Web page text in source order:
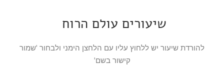
שיעורים עולם הרוח
להורדת שיעור יש ללחוץ עליו עם הלחצן הימני ולבחור 'שמור
קישור בשם'